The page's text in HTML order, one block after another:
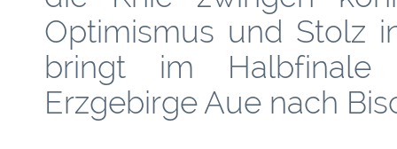
Optimismus und Stolz
bringt im
Erzgebirge Aue nach